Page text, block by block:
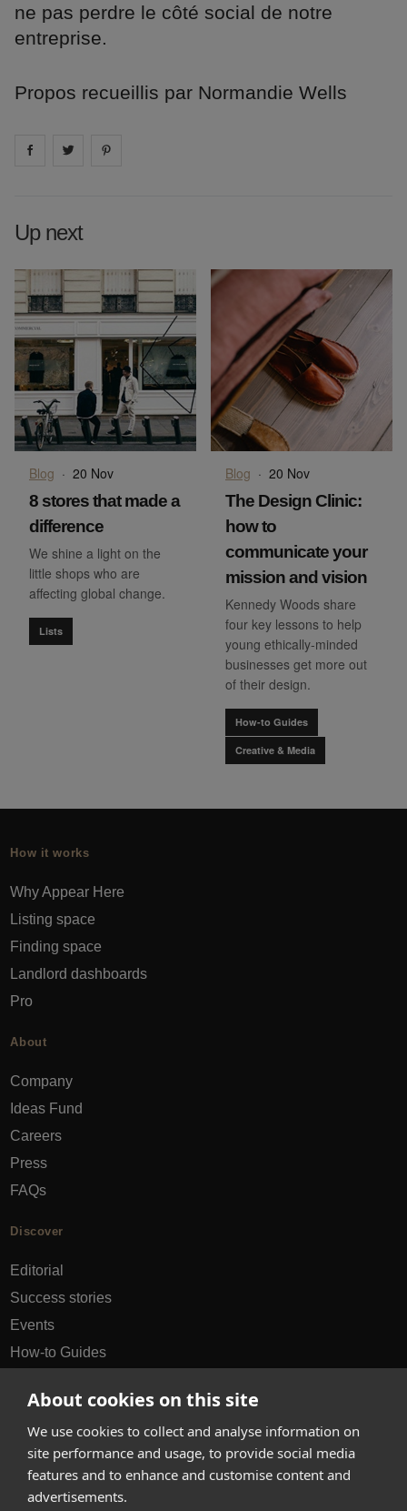
About cookies on this site
We use cookies to collect and analyse information on
site performance and usage, to provide social media
features and to enhance and customise content and
advertisements.
ne pas perdre le côté social de notre
entreprise.
Propos recueillis par Normandie Wells
Share on facebook
Share on
Up next
Blog · 20 Nov
8 stores that made a
difference
We shine a light on the
little shops who are
affecting global change.
Lists
Blog · 20 Nov
The Design Clinic:
how to
communicate your
mission and vision
Kennedy Woods share
four key lessons to help
young ethically-minded
businesses get more out
of their design.
How-to Guides
Creative & Media
How it works
Why Appear Here
Listing space
Finding space
Landlord dashboards
Pro
About
Company
Ideas Fund
Careers
Press
FAQs
Discover
Editorial
Success stories
Events
How-to Guides
hello@appearhere.co.uk
United Kingdom